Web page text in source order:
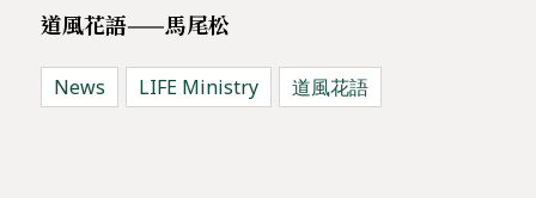
道風花語——馬尾松
News LIFE Ministry 道風花語